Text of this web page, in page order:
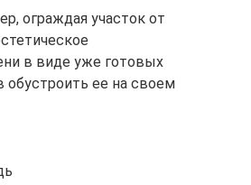
ограждая участок от
в виде уже готовых
обустроить ее на своем